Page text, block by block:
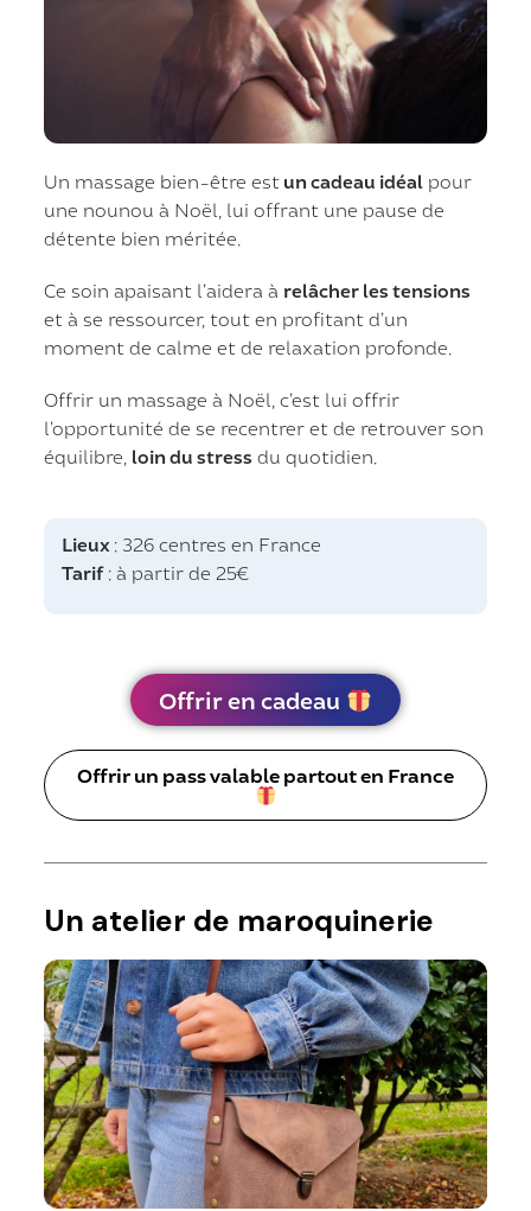
Un massage bien-être est un cadeau idéal pour
une nounou à Noël, lui offrant une pause de
détente bien méritée.
Ce soin apaisant l’aidera à relâcher les tensions
et à se ressourcer, tout en profitant d’un
moment de calme et de relaxation profonde.
Offrir un massage à Noël, c’est lui offrir
l’opportunité de se recentrer et de retrouver son
équilibre, loin du stress du quotidien.
Lieux : 326 centres en France
Tarif: à partir de 25€
Offrir en cadeau
Offrir un pass valable partout en France
Un atelier de maroquinerie